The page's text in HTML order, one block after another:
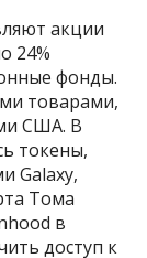
акции
24%
фонды.
товарами,
США. В
токены,
Galaxy,
Тома
в
доступ к